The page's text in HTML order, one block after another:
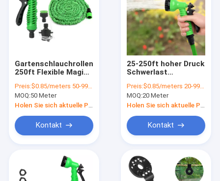
Gartenschlauchrollen
250ft Flexible Magic
Autodruck Waschen
Erweiterbare
Wasserrohr
Preis:$0.85/meters 50-99 meters
MOQ:50 Meter
Kontakt
25-250ft hoher Druck
Schwerlast
Sprühdüse mit
erweiterbarem
Schlauch
Preis:$0.85/meters 20-99 meters
MOQ:20 Meter
Kontakt